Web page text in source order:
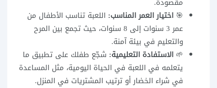
🎯 اختيار العمر المناسب: اللعبة تناسب الأطفال من
عمر 3 سنوات إلى 8 سنوات، حيث تجمع بين المرح
والتعليم في بيئة آمنة.
🌱 الاستفادة التعليمية: شجّع طفلك على تطبيق ما
يتعلمه في اللعبة في الحياة اليومية، مثل المساعدة
في شراء الخضار أو ترتيب المشتريات في المنزل.